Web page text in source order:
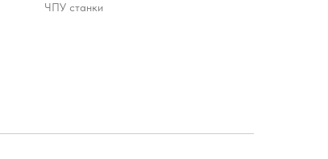
ЧПУ станки